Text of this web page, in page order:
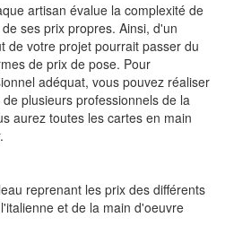
artisan évalue la complexité de
ses prix propres. Ainsi, d'un
de votre projet pourrait passer du
de prix de pose. Pour
adéquat, vous pouvez réaliser
plusieurs professionnels de la
aurez toutes les cartes en main
reprenant les prix des différents
et de la main d'oeuvre